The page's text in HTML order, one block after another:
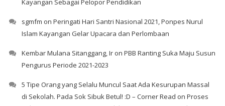
Kayangan Sebagai Pelopor Pendidikan
sgmfm on Peringati Hari Santri Nasional 2021, Ponpes Nurul
Islam Kayangan Gelar Upacara dan Perlombaan
Kembar Mulana Sitanggang, Iron PBB Ranting Suka Maju Susun
Pengurus Periode 2021-2023
5 Tipe Orang yang Selalu Muncul Saat Ada Kesurupan Massal
di Sekolah. Pada Sok Sibuk Betul! :D – Corner Read on Proses